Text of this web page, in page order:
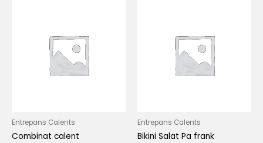
Entrepans Calents
Combinat calent
Entrepans Calents
Bikini Salat Pa frank